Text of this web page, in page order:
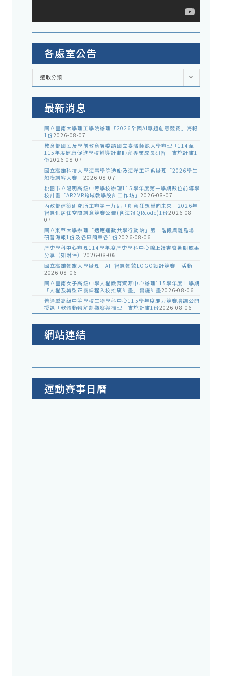
各處室公告
各
室
選取分類
最新消息
國立臺南大學理工學院辦理「2026全國AI專題創意競賽」海報
1份2026-08-07
教育部國民及學前教育署委請國立臺灣師範大學辦理「114至
115年度健康促進學校輔導計畫師資專業成長研習」實施計畫1
份2026-08-07
國立高雄科技大學海事學院造船及海洋工程系辦理「2026學生
船模創客大賽」 2026-08-07
桃園市立陽明高級中等學校辦理115學年度第一學期數位前導學
校計畫「AR2VR跨域教學設計工作坊」 2026-08-07
內政部建築研究所主辦第十九屆「創意狂想巢向未來」2026年
智慧化居住空間創意競賽公告(含海報QRcode)1份2026-08-
07
國立東華大學辦理「適應運動共學行動站」第二階段與離島場
研習海報1份及各區簡章各1份2026-08-06
歷史學科中心辦理114學年度歷史學科中心線上讀書會暑期成果
分享（如附件） 2026-08-06
國立高雄餐旅大學辦理「AI+智慧餐飲LOGO設計競賽」活動
2026-08-06
國立臺南女子高級中學人權教育資源中心辦理115學年度上學期
「人權及轉型正義課程入校推廣計畫」實施計畫2026-08-06
普通型高級中等學校生物學科中心115學年度能力競賽培訓公開
授課「軟體動物解剖觀察與推理」實施計畫1份2026-08-06
網站連結
運動賽事日曆